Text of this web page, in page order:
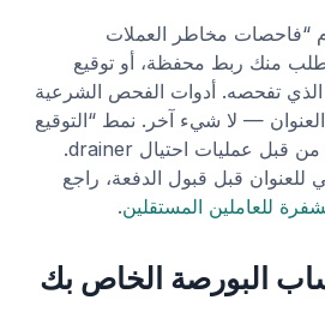
“فاحصات مخاطر العملات
منك ربط محفظة، أو توقيع
الذي تفحصه. أدوات الفحص الشرعية
— لا شيء آخر. نمط “التوقيع
لإثبات الملكية” يُستخدم من قبل عمليات احتيال drainer.
قبل قبول الدفعة، راجع
للعاملين المستقلين.
البورصة الخاص بك